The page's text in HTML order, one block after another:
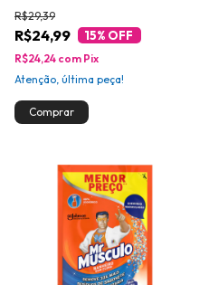
R$24,99
R$29,39
15% OFF
R$24,24 com Pix
Atenção, última peça!